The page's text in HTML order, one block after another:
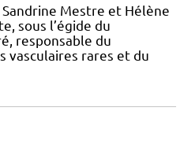
Mestre et Hélène
sous l’égide du
responsable du
vasculaires rares et du